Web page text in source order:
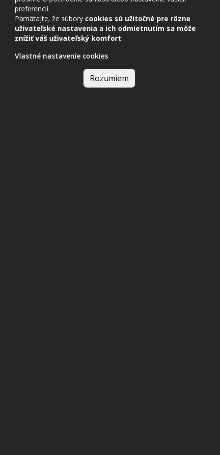
preferencií.
Pamätajte, že súbory cookies sú užitočné pre rôzne
uživateľské nastavenia a ich odmietnutím sa môže
znížiť váš uživateľský komfort.
Vlastné nastavenie cookies
Rozumiem